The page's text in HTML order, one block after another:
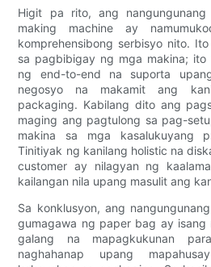
Higit pa rito, ang
making machine ay
komprehensibong serbisyo nito.
sa pagbibigay ng mga makina;
ng end-to-end na suporta
negosyo na makamit ang
packaging. Kabilang dito ang
maging ang pagtulong sa pag-
makina sa mga kasalukuyang
Tinitiyak ng kanilang holistic na
customer ay nilagyan ng
kailangan nila upang masulit ang
Sa konklusyon, ang
gumagawa ng paper bag ay isang
galang na mapagkukunan
naghahanap upang